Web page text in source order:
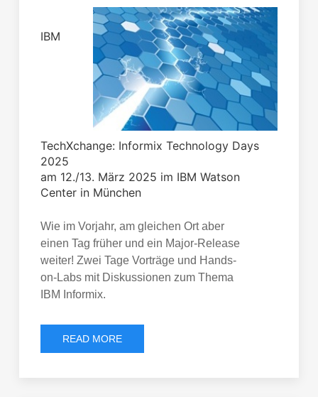
IBM
TechXchange: Informix Technology Days
2025
am 12./13. März 2025 im IBM Watson
Center in München
Wie im Vorjahr, am gleichen Ort aber
einen Tag früher und ein Major-Release
weiter! Zwei Tage Vorträge und Hands-
on-Labs mit Diskussionen zum Thema
IBM Informix.
READ MORE